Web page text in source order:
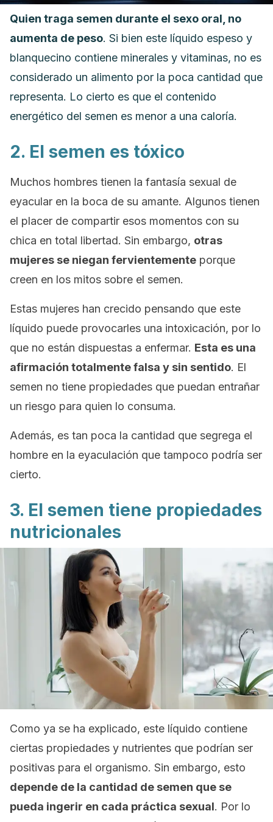
Quien traga semen durante el sexo oral, no
aumenta de peso. Si bien este líquido espeso y
blanquecino contiene minerales y vitaminas, no es
considerado un alimento por la poca cantidad que
representa. Lo cierto es que el contenido
energético del semen es menor a una caloría.
2. El semen es tóxico
Muchos hombres tienen la fantasía sexual de
eyacular en la boca de su amante. Algunos tienen
el placer de compartir esos momentos con su
chica en total libertad. Sin embargo, otras
mujeres se niegan fervientemente porque
creen en los mitos sobre el semen.
Estas mujeres han crecido pensando que este
líquido puede provocarles una intoxicación, por lo
que no están dispuestas a enfermar. Esta es una
afirmación totalmente falsa y sin sentido. El
semen no tiene propiedades que puedan entrañar
un riesgo para quien lo consuma.
Además, es tan poca la cantidad que segrega el
hombre en la eyaculación que tampoco podría ser
cierto.
3. El semen tiene propiedades
nutricionales
Como ya se ha explicado, este líquido contiene
ciertas propiedades y nutrientes que podrían ser
positivas para el organismo. Sin embargo, esto
depende de la cantidad de semen que se
pueda ingerir en cada práctica sexual. Por lo